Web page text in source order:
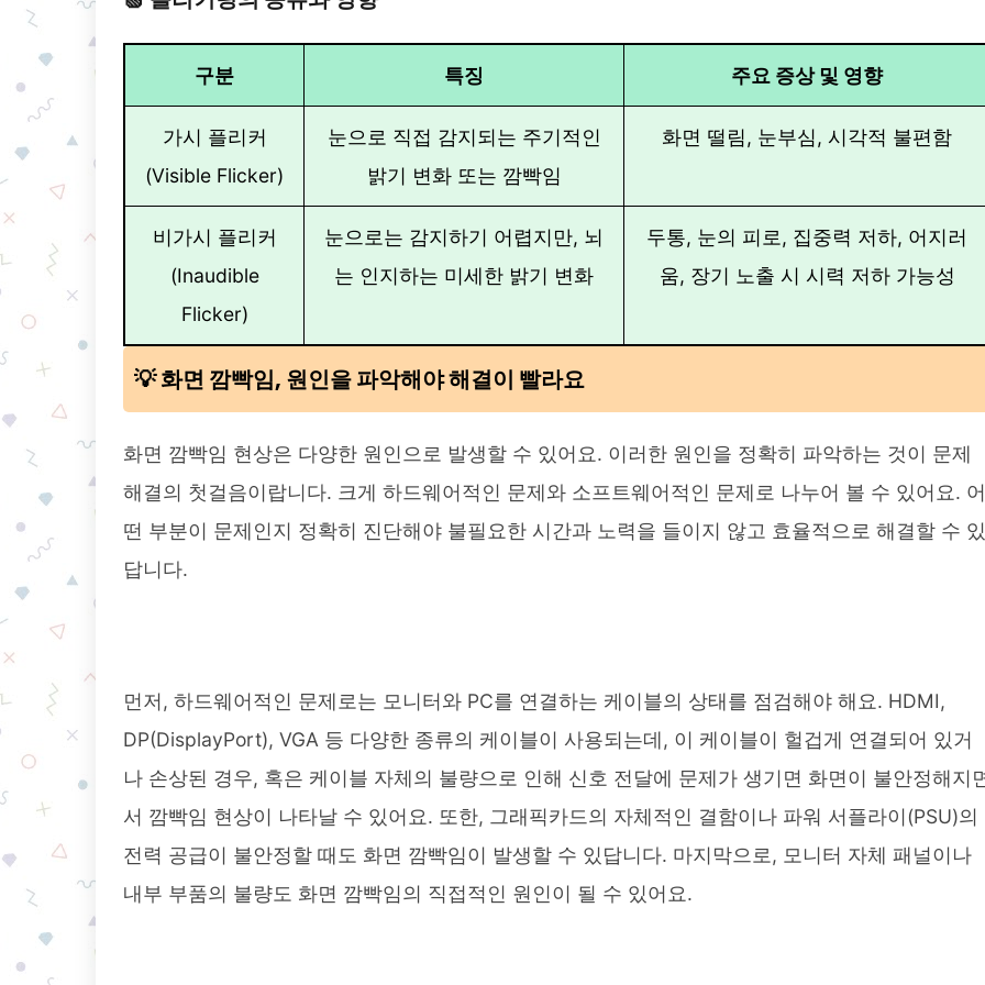
구분 특징 주요 증상 및 영향
가시 플리커
(Visible Flicker)
눈으로 직접 감지되는 주기적인
밝기 변화 또는 깜빡임
화면 떨림, 눈부심, 시각적 불편함
비가시 플리커
(Inaudible
Flicker)
눈으로는 감지하기 어렵지만, 뇌
는 인지하는 미세한 밝기 변화
두통, 눈의 피로, 집중력 저하, 어지러
움, 장기 노출 시 시력 저하 가능성
💡 화면 깜빡임, 원인을 파악해야 해결이 빨라요
화면 깜빡임 현상은 다양한 원인으로 발생할 수 있어요. 이러한 원인을 정확히 파악하는 것이 문제
해결의 첫걸음이랍니다. 크게 하드웨어적인 문제와 소프트웨어적인 문제로 나누어 볼 수 있어요. 어
떤 부분이 문제인지 정확히 진단해야 불필요한 시간과 노력을 들이지 않고 효율적으로 해결할 수 있
답니다.
먼저, 하드웨어적인 문제로는 모니터와 PC를 연결하는 케이블의 상태를 점검해야 해요. HDMI,
DP(DisplayPort), VGA 등 다양한 종류의 케이블이 사용되는데, 이 케이블이 헐겁게 연결되어 있거
나 손상된 경우, 혹은 케이블 자체의 불량으로 인해 신호 전달에 문제가 생기면 화면이 불안정해지
서 깜빡임 현상이 나타날 수 있어요. 또한, 그래픽카드의 자체적인 결함이나 파워 서플라이(PSU)의
전력 공급이 불안정할 때도 화면 깜빡임이 발생할 수 있답니다. 마지막으로, 모니터 자체 패널이나
내부 부품의 불량도 화면 깜빡임의 직접적인 원인이 될 수 있어요.